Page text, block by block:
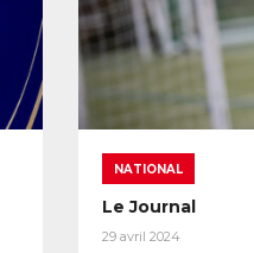
NATIONAL
Le Journal
29 avril 2024